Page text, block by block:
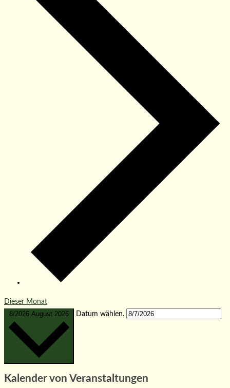
Dieser Monat
8/2026 August 2026 Datum wählen.
Kalender von Veranstaltungen